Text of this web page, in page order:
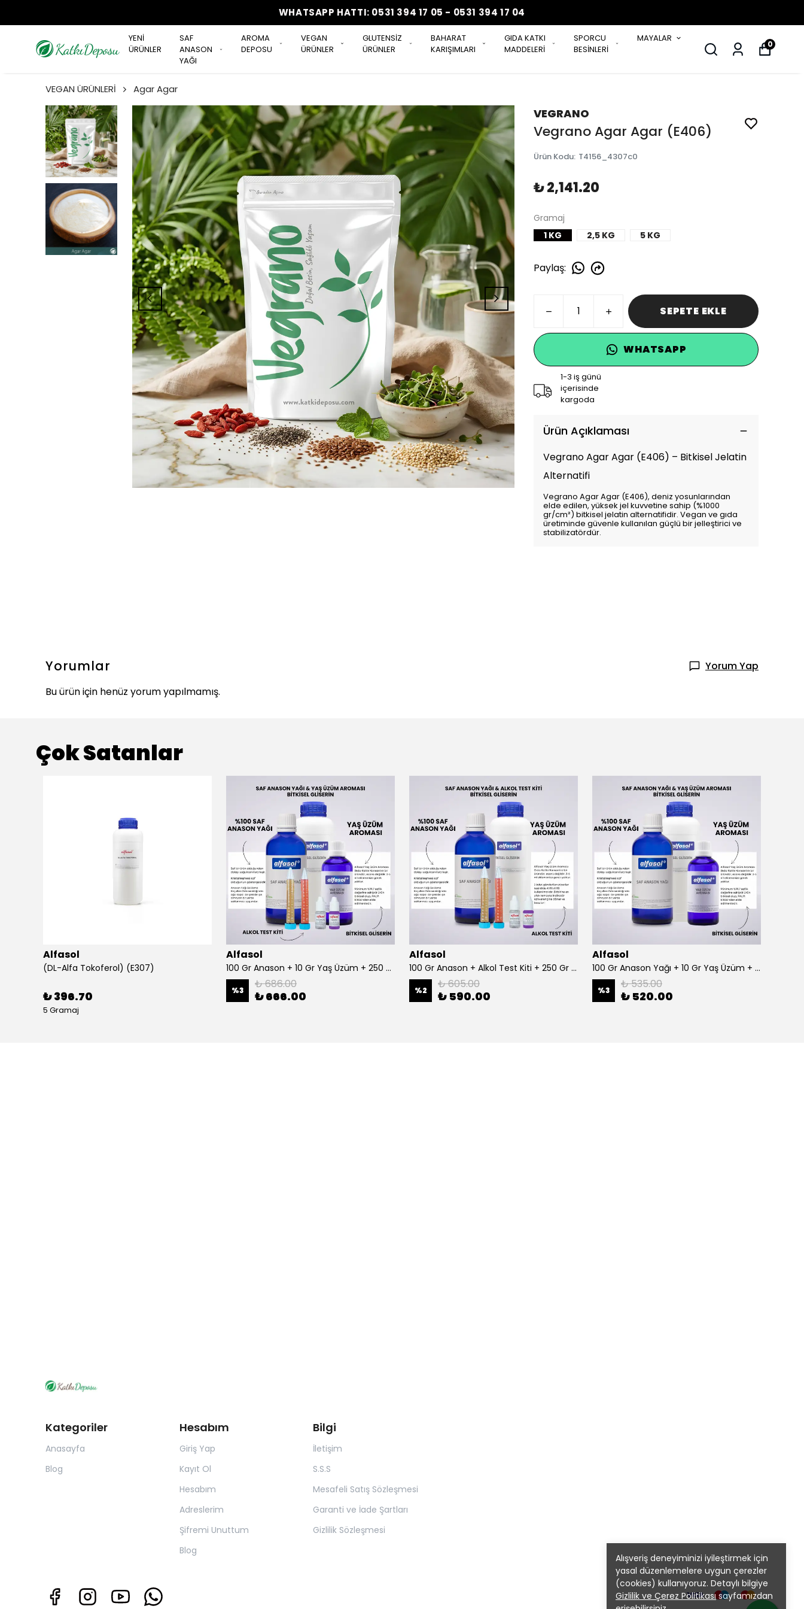
WHATSAPP HATTI: 0531 394 17 05 - 0531 394 17 04
YENİ
ÜRÜNLER
SAF
ANASON
YAĞI
AROMA
DEPOSU
VEGAN
ÜRÜNLER
GLUTENSİZ
ÜRÜNLER
BAHARAT
KARIŞIMLARI
GIDA KATKI
MADDELERİ
SPORCU
BESİNLERİ
MAYALAR
0
Alışveriş deneyiminizi iyileştirmek için
yasal düzenlemelere uygun çerezler
(cookies) kullanıyoruz. Detaylı bilgiye
Gizlilik ve Çerez Politikası sayfamızdan
VEGAN ÜRÜNLERİ Agar Agar
VEGRANO
Vegrano Agar Agar (E406)
Ürün Kodu: T4156_4307c0
₺ 2,141.20
Gramaj
1 KG
2,5 KG 5 KG
Paylaş:
SEPETE EKLE
WHATSAPP
1-3 iş günü
içerisinde
kargoda
Ürün Açıklaması
Vegrano Agar Agar (E406) – Bitkisel Jelatin
Alternatifi
Vegrano Agar Agar (E406), deniz yosunlarından
elde edilen, yüksek jel kuvvetine sahip (%1000
gr/cm²) bitkisel jelatin alternatifidir. Vegan ve gıda
üretiminde güvenle kullanılan güçlü bir jelleştirici ve
stabilizatördür.
Yorumlar
Yorum Yap
Bu ürün için henüz yorum yapılmamış.
Çok Satanlar
Alfasol
(DL-Alfa Tokoferol) (E307)
₺ 396.70
5 Gramaj
Alfasol
100 Gr Anason + 10 Gr Yaş Üzüm + 250 Gr Gliserin + Alkol Test Kiti
%3 ₺ 686.00
₺ 666.00
Alfasol
100 Gr Anason + Alkol Test Kiti + 250 Gr Gliserin
%2 ₺ 605.00
₺ 590.00
Alfasol
100 Gr Anason Yağı + 10 Gr Yaş Üzüm + 250 Gr Gliserin
%3 ₺ 535.00
₺ 520.00
Kategoriler
Anasayfa
Blog
Hesabım
Giriş Yap
Kayıt Ol
Hesabım
Adreslerim
Şifremi Unuttum
Blog
Bilgi
İletişim
S.S.S
Mesafeli Satış Sözleşmesi
Garanti ve İade Şartları
Gizlilik Sözleşmesi